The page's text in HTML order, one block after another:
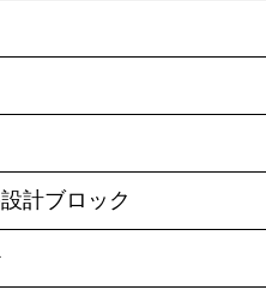
計ブロック